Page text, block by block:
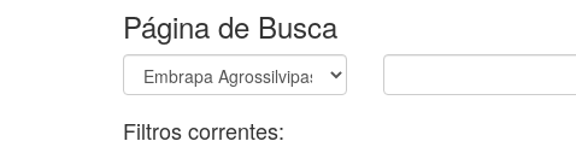
Página de Busca
Filtros correntes: